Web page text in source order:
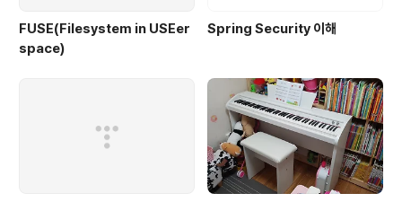
FUSE(Filesystem in USEer
space)
Spring Security 이해